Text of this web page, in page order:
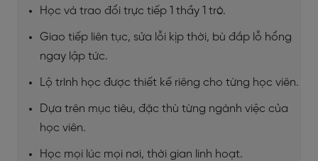
Học và trao đổi trực tiếp 1 thầy 1 trò.
Giao tiếp liên tục, sửa lỗi kịp thời, bù đắp lỗ hổng
ngay lập tức.
Lộ trình học được thiết kế riêng cho từng học viên.
Dựa trên mục tiêu, đặc thù từng ngành việc của
học viên.
Học mọi lúc mọi nơi, thời gian linh hoạt.